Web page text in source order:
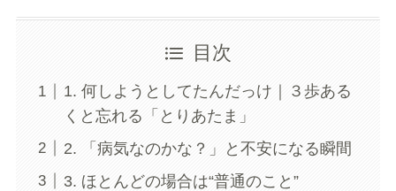
目次
1. 何しようとしてたんだっけ｜３歩ある
くと忘れる「とりあたま」
2. 「病気なのかな？」と不安になる瞬間
3. ほとんどの場合は“普通のこと”